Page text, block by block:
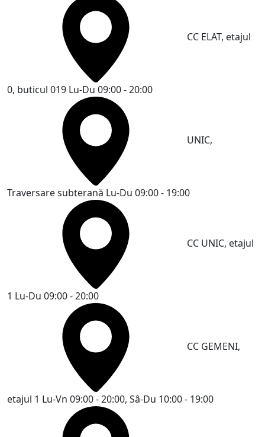
CC ELAT, etajul
0, buticul 019 Lu-Du 09:00 - 20:00
UNIC,
Traversare subterană Lu-Du 09:00 - 19:00
CC UNIC, etajul
1 Lu-Du 09:00 - 20:00
CC GEMENI,
etajul 1 Lu-Vn 09:00 - 20:00, Sâ-Du 10:00 - 19:00